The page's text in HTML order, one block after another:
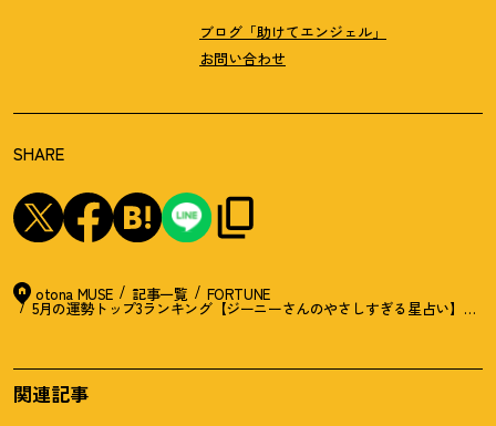
ブログ「助けてエンジェル」
お問い合わせ
SHARE
otona MUSE 記事一覧 FORTUNE
5月の運勢トップ3ランキング【ジーニーさんのやさしすぎる星占い】牡
関連記事